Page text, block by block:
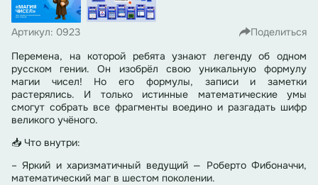
Артикул: 0923
Поделиться
Перемена, на которой ребята узнают легенду об одном
русском гении. Он изобрёл свою уникальную формулу
магии чисел! Но его формулы, записи и заметки
растерялись. И только истинные математические умы
смогут собрать все фрагменты воедино и разгадать шифр
великого учёного.
📥 Что внутри:
– Яркий и харизматичный ведущий — Роберто Фибоначчи,
математический маг в шестом поколении.